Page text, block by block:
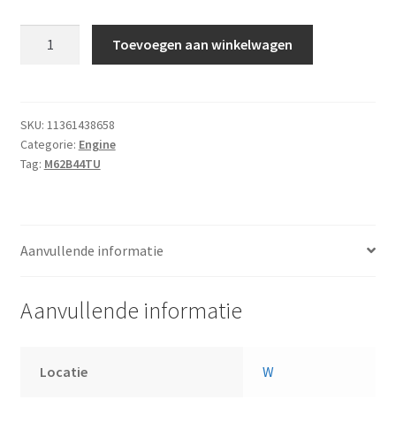
Toevoegen aan winkelwagen
SKU: 11361438658
Categorie: Engine
Tag: M62B44TU
Aanvullende informatie
Aanvullende informatie
Locatie W